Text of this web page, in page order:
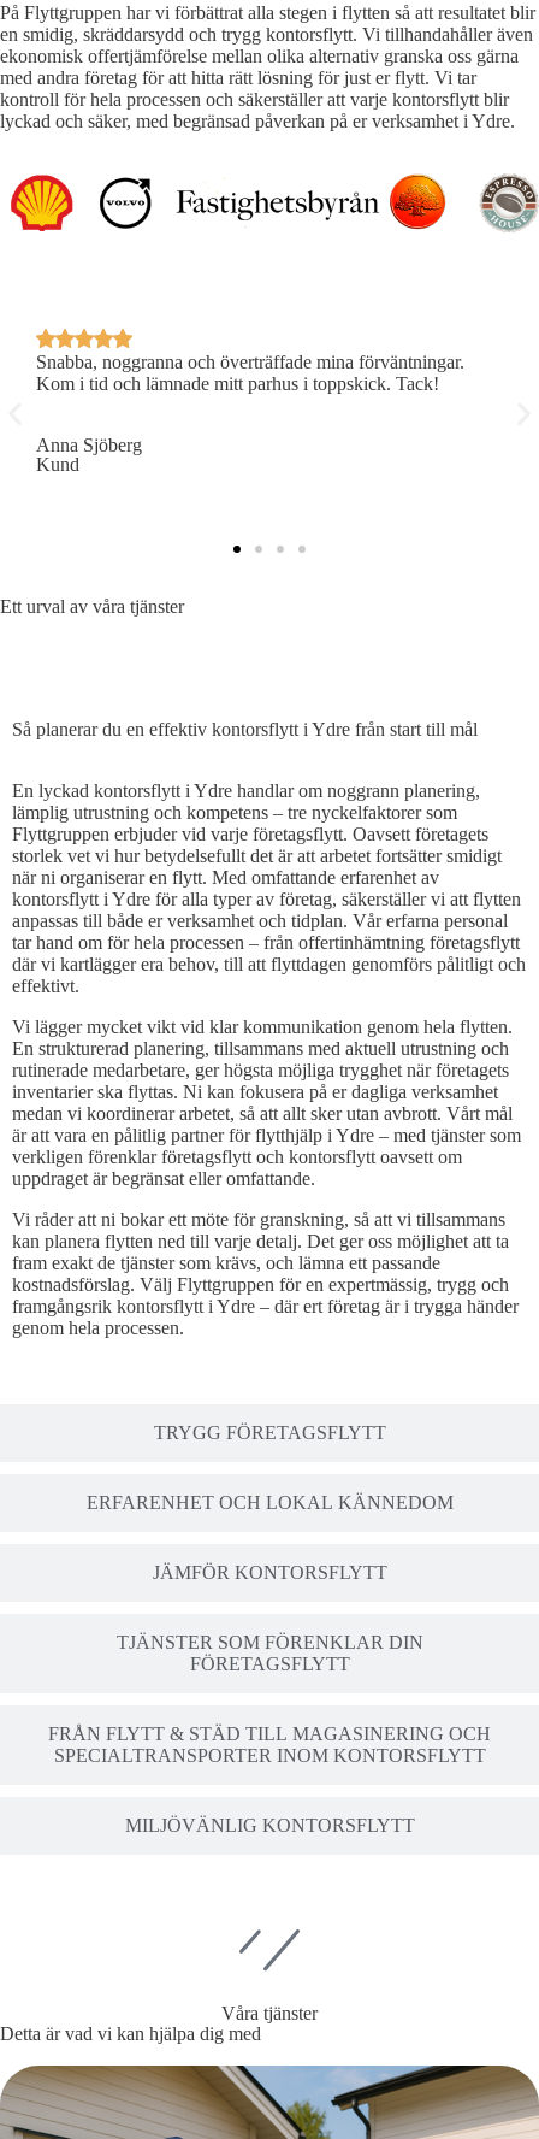
På Flyttgruppen har vi förbättrat alla stegen i flytten så att resultatet blir
en smidig, skräddarsydd och trygg kontorsflytt. Vi tillhandahåller även
ekonomisk offertjämförelse mellan olika alternativ granska oss gärna
med andra företag för att hitta rätt lösning för just er flytt. Vi tar
kontroll för hela processen och säkerställer att varje kontorsflytt blir
lyckad och säker, med begränsad påverkan på er verksamhet i Ydre.
Snabba, noggranna och överträffade mina förväntningar.
Kom i tid och lämnade mitt parhus i toppskick. Tack!
Anna Sjöberg
Kund
Ett urval av våra tjänster
TRYGG FÖRETAGSFLYTT
ERFARENHET OCH LOKAL KÄNNEDOM
JÄMFÖR KONTORSFLYTT
TJÄNSTER SOM FÖRENKLAR DIN
FÖRETAGSFLYTT
FRÅN FLYTT & STÄD TILL MAGASINERING OCH
SPECIALTRANSPORTER INOM KONTORSFLYTT
MILJÖVÄNLIG KONTORSFLYTT
Så planerar du en effektiv kontorsflytt i Ydre från start till mål
En lyckad kontorsflytt i Ydre handlar om noggrann planering,
lämplig utrustning och kompetens – tre nyckelfaktorer som
Flyttgruppen erbjuder vid varje företagsflytt. Oavsett företagets
storlek vet vi hur betydelsefullt det är att arbetet fortsätter smidigt
när ni organiserar en flytt. Med omfattande erfarenhet av
kontorsflytt i Ydre för alla typer av företag, säkerställer vi att flytten
anpassas till både er verksamhet och tidplan. Vår erfarna personal
tar hand om för hela processen – från offertinhämtning företagsflytt
där vi kartlägger era behov, till att flyttdagen genomförs pålitligt och
effektivt.
Vi lägger mycket vikt vid klar kommunikation genom hela flytten.
En strukturerad planering, tillsammans med aktuell utrustning och
rutinerade medarbetare, ger högsta möjliga trygghet när företagets
inventarier ska flyttas. Ni kan fokusera på er dagliga verksamhet
medan vi koordinerar arbetet, så att allt sker utan avbrott. Vårt mål
är att vara en pålitlig partner för flytthjälp i Ydre – med tjänster som
verkligen förenklar företagsflytt och kontorsflytt oavsett om
uppdraget är begränsat eller omfattande.
Vi råder att ni bokar ett möte för granskning, så att vi tillsammans
kan planera flytten ned till varje detalj. Det ger oss möjlighet att ta
fram exakt de tjänster som krävs, och lämna ett passande
kostnadsförslag. Välj Flyttgruppen för en expertmässig, trygg och
framgångsrik kontorsflytt i Ydre – där ert företag är i trygga händer
genom hela processen.
Våra tjänster
Detta är vad vi kan hjälpa dig med